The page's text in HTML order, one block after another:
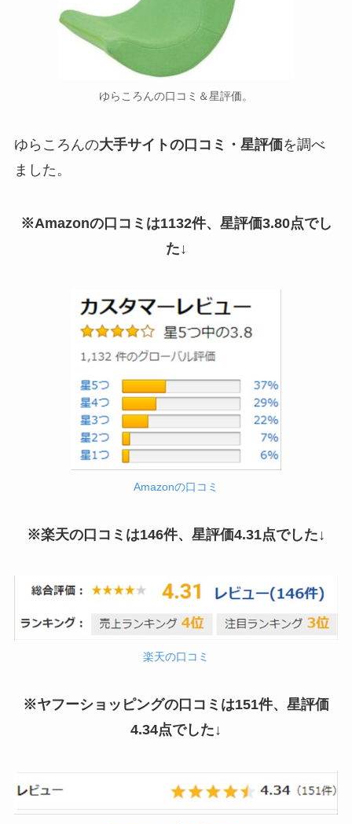
ゆらころんの口コミ＆星評価。
ゆらころんの大手サイトの口コミ・星評価を調べ
ました。
※Amazonの口コミは1132件、星評価3.80点でし
た↓
Amazonの口コミ
※楽天の口コミは146件、星評価4.31点でした↓
楽天の口コミ
※ヤフーショッピングの口コミは151件、星評価
4.34点でした↓